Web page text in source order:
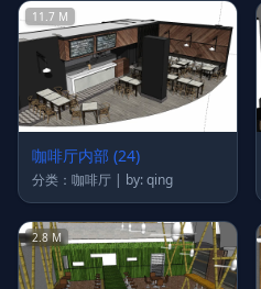
11.7 M
咖啡厅内部 (24)
分类：咖啡厅 | by: qing
2.8 M